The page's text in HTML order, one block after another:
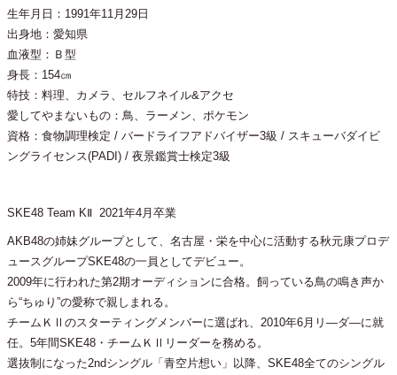
生年月日：1991年11月29日
出身地：愛知県
血液型：Ｂ型
身長：154㎝
特技：料理、カメラ、セルフネイル&アクセ
愛してやまないもの：鳥、ラーメン、ポケモン
資格：食物調理検定 / バードライフアドバイザー3級 / スキューバダイビ
ングライセンス(PADI) / 夜景鑑賞士検定3級
SKE48 Team KⅡ 2021年4月卒業
AKB48の姉妹グループとして、名古屋・栄を中心に活動する秋元康プロデ
ュースグループSKE48の一員としてデビュー。
2009年に行われた第2期オーディションに合格。飼っている鳥の鳴き声か
ら“ちゅり”の愛称で親しまれる。
チームＫⅡのスターティングメンバーに選ばれ、2010年6月リ―ダ―に就
任。5年間SKE48・チームＫⅡリーダーを務める。
選抜制になった2ndシングル「青空片想い」以降、SKE48全てのシングル